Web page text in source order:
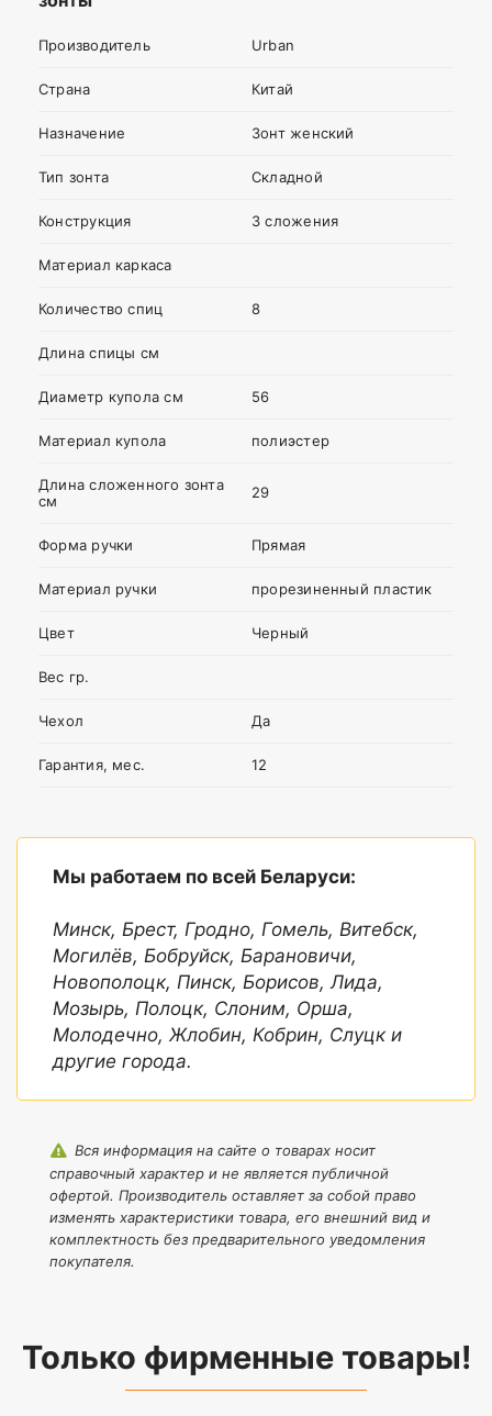
Производитель Urban
Страна Китай
Назначение Зонт женский
Тип зонта Складной
Конструкция 3 сложения
Материал каркаса
Количество спиц 8
Длина спицы см
Диаметр купола см 56
Материал купола полиэстер
Длина сложенного зонта
см
29
Форма ручки Прямая
Материал ручки прорезиненный пластик
Цвет Черный
Вес гр.
Чехол Да
Гарантия, мес. 12
Ваша
имя
Комментарий
Я согласен с
конфиденциальности
Мы работаем по всей Беларуси:
Минск, Брест, Гродно, Гомель, Витебск,
Могилёв, Бобруйск, Барановичи,
Новополоцк, Пинск, Борисов, Лида,
Мозырь, Полоцк, Слоним, Орша,
Молодечно, Жлобин, Кобрин, Слуцк и
другие города.
Вся информация на сайте о товарах носит
справочный характер и не является публичной
офертой. Производитель оставляет за собой право
изменять характеристики товара, его внешний вид и
комплектность без предварительного уведомления
покупателя.
Только фирменные товары!